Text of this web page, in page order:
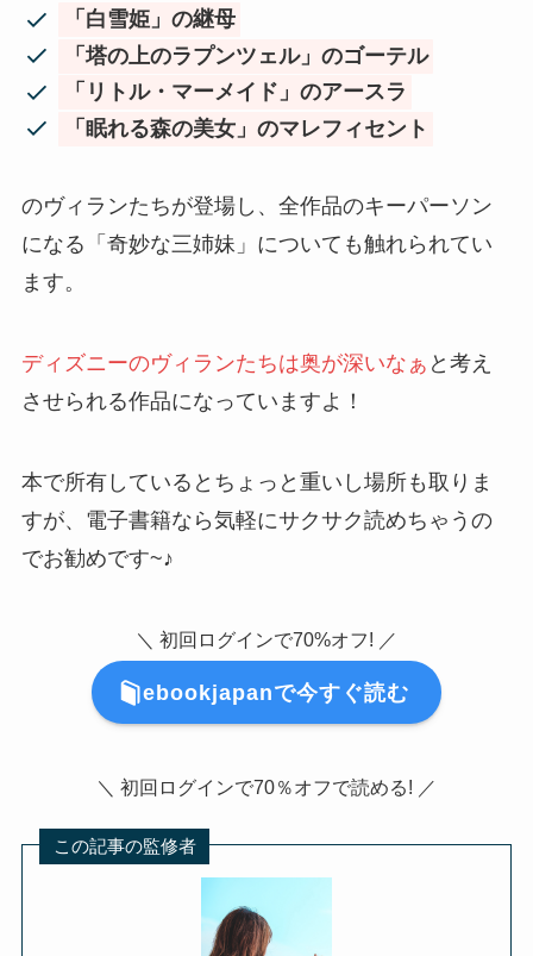
「白雪姫」の継母
「塔の上のラプンツェル」のゴーテル
「リトル・マーメイド」のアースラ
「眠れる森の美女」のマレフィセント
のヴィランたちが登場し、全作品のキーパーソン
になる「奇妙な三姉妹」についても触れられてい
ます。
ディズニーのヴィランたちは奥が深いなぁ と考え
させられる作品になっていますよ！
本で所有しているとちょっと重いし場所も取りま
すが、電子書籍なら気軽にサクサク読めちゃうの
でお勧めです~♪
＼ 初回ログインで70%オフ! ／
ebookjapanで今すぐ読む
＼ 初回ログインで70％オフで読める! ／
この記事の監修者